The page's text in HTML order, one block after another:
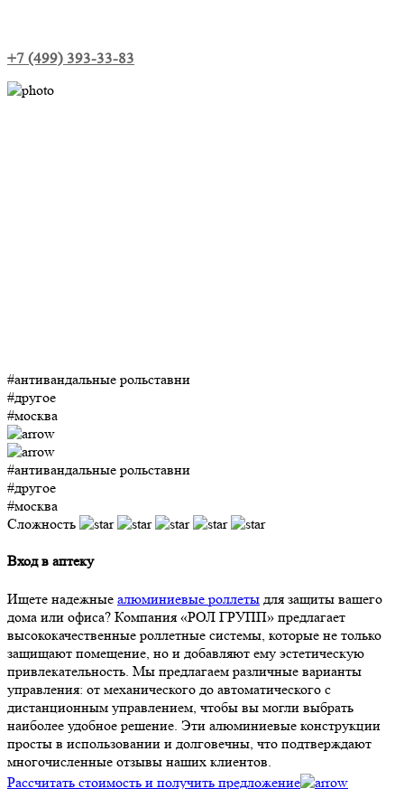
+7 (499) 393-33-83
#антивандальные рольставни
#другое
#москва
#антивандальные рольставни
#другое
#москва
Сложность
Вход в аптеку
Ищете надежные алюминиевые роллеты для защиты вашего
дома или офиса? Компания «РОЛ ГРУПП» предлагает
высококачественные роллетные системы, которые не только
защищают помещение, но и добавляют ему эстетическую
привлекательность. Мы предлагаем различные варианты
управления: от механического до автоматического с
дистанционным управлением, чтобы вы могли выбрать
наиболее удобное решение. Эти алюминиевые конструкции
просты в использовании и долговечны, что подтверждают
многочисленные отзывы наших клиентов.
Рассчитать стоимость и получить предложение